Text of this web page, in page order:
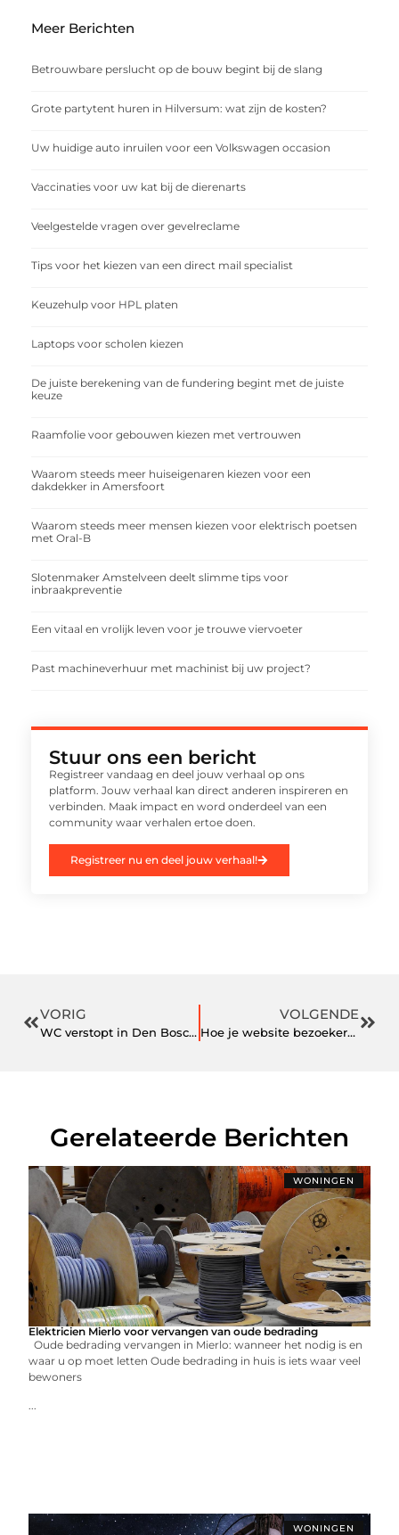
Meer Berichten
Betrouwbare perslucht op de bouw begint bij de slang
Grote partytent huren in Hilversum: wat zijn de kosten?
Uw huidige auto inruilen voor een Volkswagen occasion
Vaccinaties voor uw kat bij de dierenarts
Veelgestelde vragen over gevelreclame
Tips voor het kiezen van een direct mail specialist
Keuzehulp voor HPL platen
Laptops voor scholen kiezen
De juiste berekening van de fundering begint met de juiste
keuze
Raamfolie voor gebouwen kiezen met vertrouwen
Waarom steeds meer huiseigenaren kiezen voor een
dakdekker in Amersfoort
Waarom steeds meer mensen kiezen voor elektrisch poetsen
met Oral-B
Slotenmaker Amstelveen deelt slimme tips voor
inbraakpreventie
Een vitaal en vrolijk leven voor je trouwe viervoeter
Past machineverhuur met machinist bij uw project?
Stuur ons een bericht
Registreer vandaag en deel jouw verhaal op ons
platform. Jouw verhaal kan direct anderen inspireren en
verbinden. Maak impact en word onderdeel van een
community waar verhalen ertoe doen.
Registreer nu en deel jouw verhaal!
VORIG
WC verstopt in Den Bosch? Dit moet u nooit doen (en dit juist wel)
VOLGENDE
Hoe je website bezoekers overtuigt en laat converteren
Gerelateerde Berichten
WONINGEN
Elektricien Mierlo voor vervangen van oude bedrading
Oude bedrading vervangen in Mierlo: wanneer het nodig is en
waar u op moet letten Oude bedrading in huis is iets waar veel
bewoners
...
WONINGEN